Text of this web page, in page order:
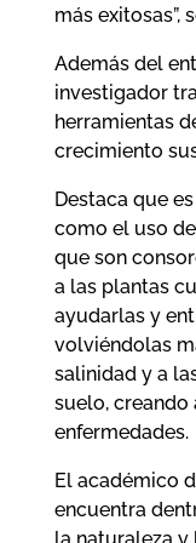
más exitosas”,
Además del
investigador
herramientas
crecimiento
Destaca que
como el uso
que son
a las plantas
ayudarlas y
volviéndolas
salinidad y a
suelo, creando
enfermedades.
El académico
encuentra